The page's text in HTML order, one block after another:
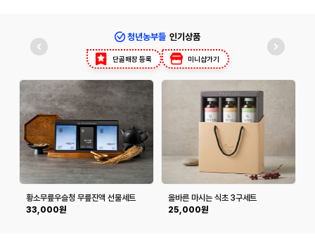
청년농부들 인기상품
단골매장 등록 미니샵가기
황소무릎우슬청 무릎진액 선물세트
33,000원
올바른 마시는 식초 3구세트
(350ml*3구)
25,000원